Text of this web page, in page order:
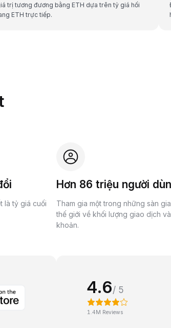
trị tương đương bằng ETH dựa trên tỷ giá hối
ETH trực tiếp.
là tỷ giá cuối
Hơn 86 triệu người
Tham gia một trong những sàn
thế giới về khối lượng giao dịch
khoản.
4.6/ 5
1.4M Reviews